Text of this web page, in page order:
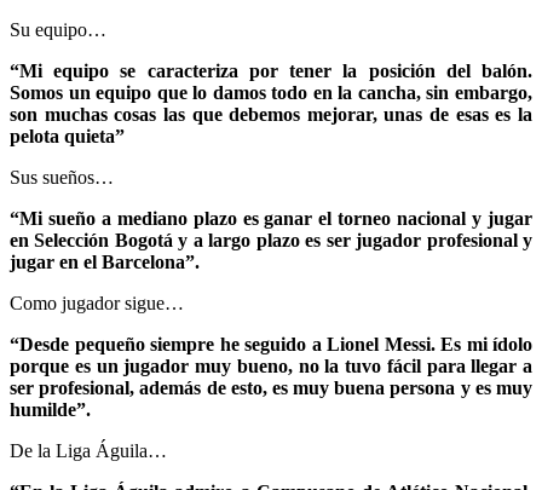
Su equipo…
“Mi equipo se caracteriza por tener la posición del balón.
Somos un equipo que lo damos todo en la cancha, sin embargo,
son muchas cosas las que debemos mejorar, unas de esas es la
pelota quieta”
Sus sueños…
“Mi sueño a mediano plazo es ganar el torneo nacional y jugar
en Selección Bogotá y a largo plazo es ser jugador profesional y
jugar en el Barcelona”.
Como jugador sigue…
“Desde pequeño siempre he seguido a Lionel Messi. Es mi ídolo
porque es un jugador muy bueno, no la tuvo fácil para llegar a
ser profesional, además de esto, es muy buena persona y es muy
humilde”.
De la Liga Águila…